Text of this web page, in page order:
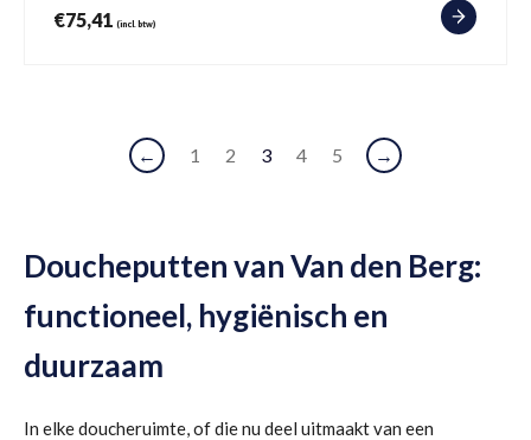
€75,41 (incl. btw)
← 1 2 3 4 5 →
Doucheputten van Van den Berg:
functioneel, hygiënisch en
duurzaam
In elke doucheruimte, of die nu deel uitmaakt van een